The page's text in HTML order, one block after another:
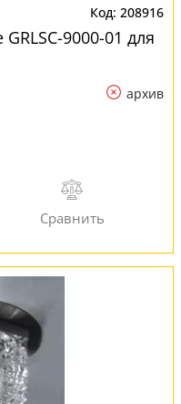
208916
9000-01 для
архив